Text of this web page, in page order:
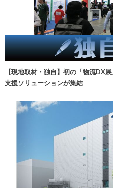
【現地取材・独自】初の「物流DX
支援ソリューションが集結